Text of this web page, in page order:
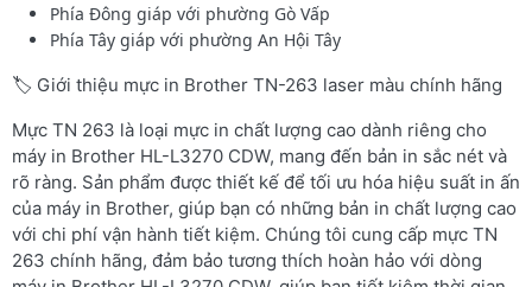
Phía Đông giáp với phường Gò Vấp
Phía Tây giáp với phường An Hội Tây
🏷️ Giới thiệu mực in Brother TN-263 laser màu chính hãng
Mực TN 263 là loại mực in chất lượng cao dành riêng cho
máy in Brother HL-L3270 CDW, mang đến bản in sắc nét và
rõ ràng. Sản phẩm được thiết kế để tối ưu hóa hiệu suất in ấn
của máy in Brother, giúp bạn có những bản in chất lượng cao
với chi phí vận hành tiết kiệm. Chúng tôi cung cấp mực TN
263 chính hãng, đảm bảo tương thích hoàn hảo với dòng